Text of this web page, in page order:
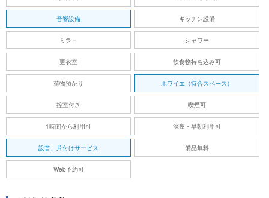
音響設備 キッチン設備
ミラ－ シャワー
更衣室 飲食物持ち込み可
荷物預かり ホワイエ（待合スペース）
控室付き 喫煙可
1時間から利用可 深夜・早朝利用可
設営、片付けサービス 備品無料
Web予約可